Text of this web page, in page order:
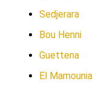
Sedjerara
Bou Henni
Guettena
El Mamounia